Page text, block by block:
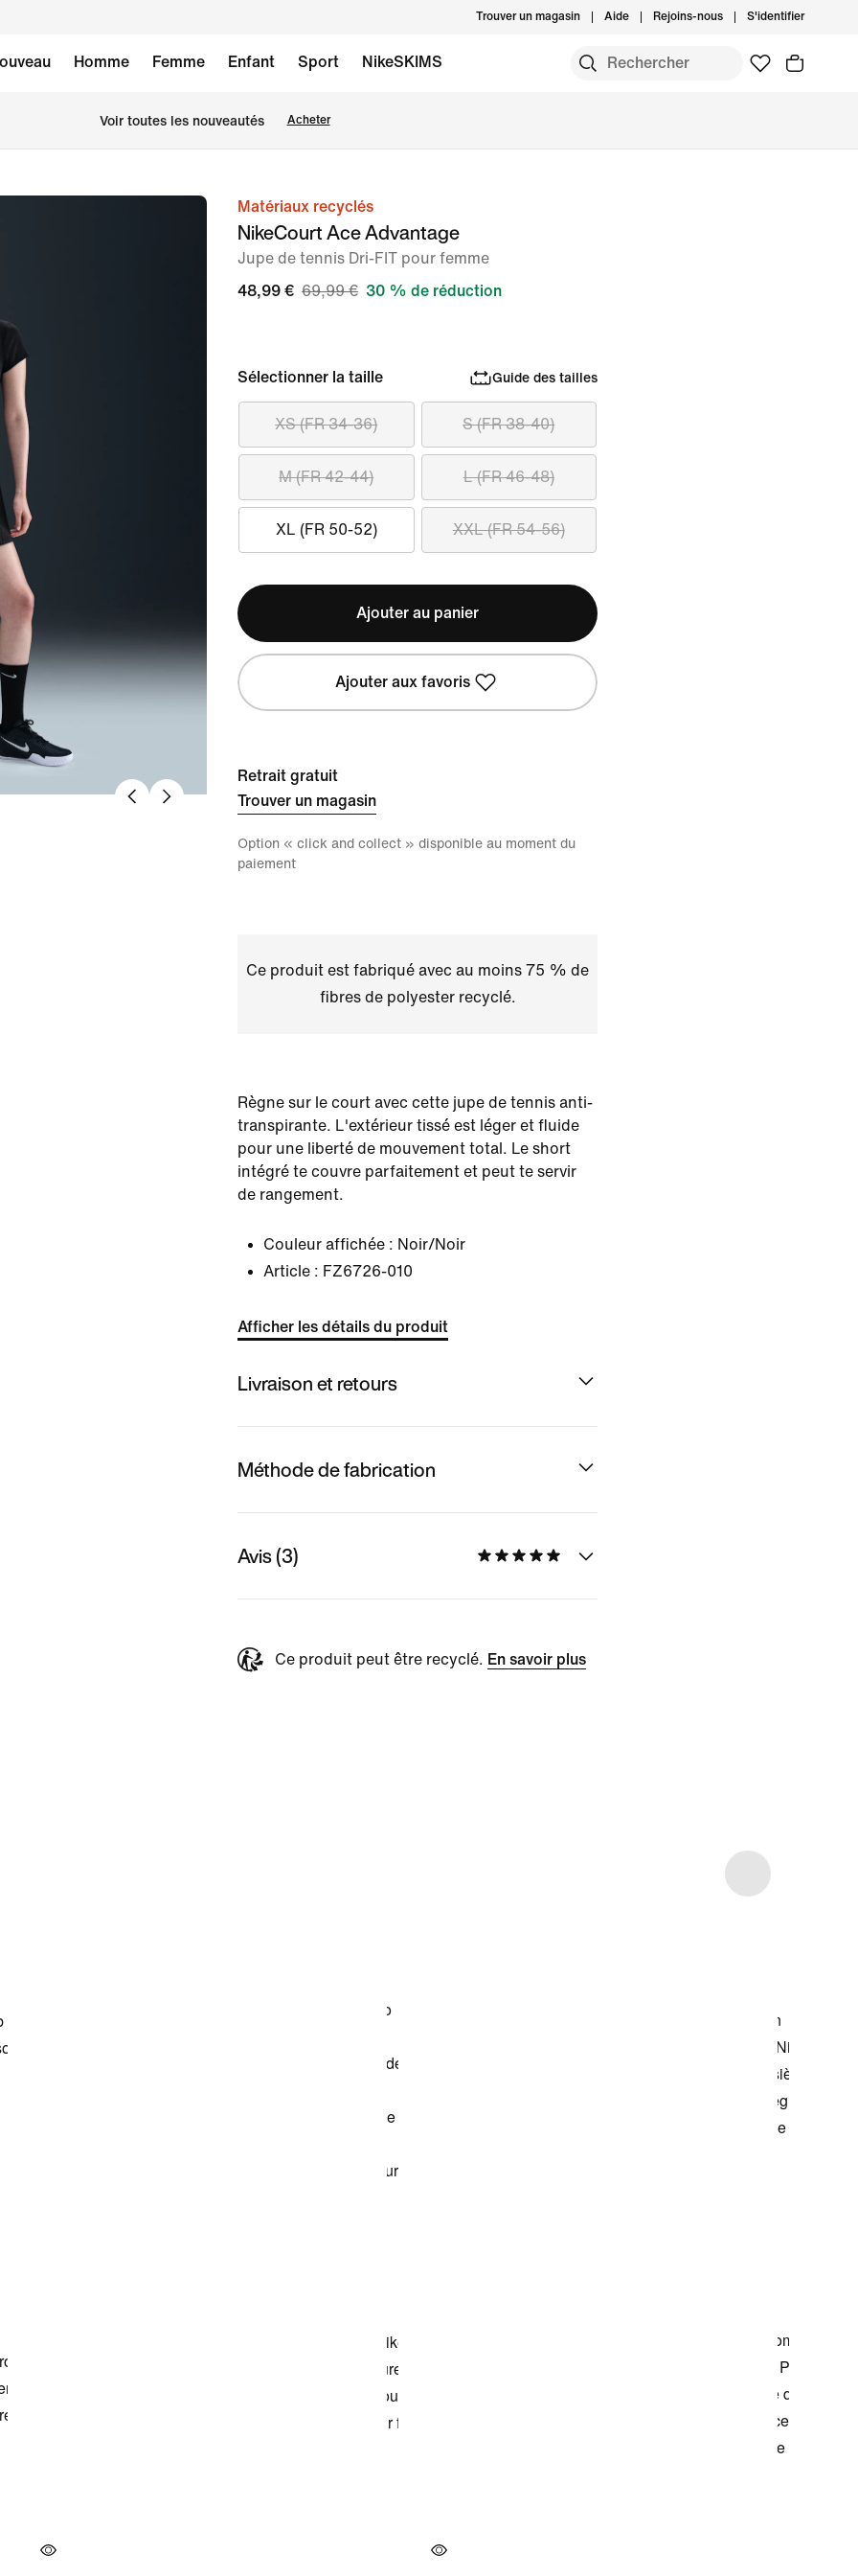
Trouver un magasin Aide Rejoins-nous S'identifier
Homme Femme Enfant Sport NikeSKIMS
Voir toutes les nouveautés Acheter
image 1Matériaux recyclés
NikeCourt Ace Advantage
Jupe de tennis Dri-FIT pour femme
48,99 € 69,99 € 30 % de réduction
Sélectionner la taille Guide des tailles
XS (FR 34-36) S (FR 38-40)
M (FR 42-44) L (FR 46-48)
XL (FR 50-52) XXL (FR 54-56)
Ajouter au panier
Ajouter aux favoris
Retrait gratuit
Trouver un magasin
Option « click and collect » disponible au moment du
paiement
Ce produit est fabriqué avec au moins 75 % de
fibres de polyester recyclé.
Règne sur le court avec cette jupe de tennis anti-
transpirante. L'extérieur tissé est léger et fluide
pour une liberté de mouvement total. Le short
intégré te couvre parfaitement et peut te servir
de rangement.
Couleur affichée : Noir/Noir
Article : FZ6726-010
Afficher les détails du produit
Livraison et retours
Méthode de fabrication
Avis (3)
Ce produit peut être recyclé. En savoir plus